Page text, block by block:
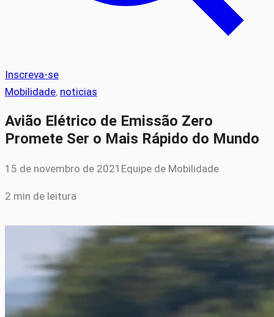
Inscreva-se
Mobilidade, noticias
Avião Elétrico de Emissão Zero
Promete Ser o Mais Rápido do Mundo
15 de novembro de 2021 Equipe de Mobilidade
2 min de leitura